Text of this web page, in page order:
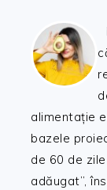
alimentație
bazele
de 60 de
adăugat”,